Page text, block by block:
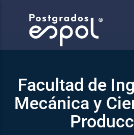
contenido
principal
Facultad de
Mecánica y